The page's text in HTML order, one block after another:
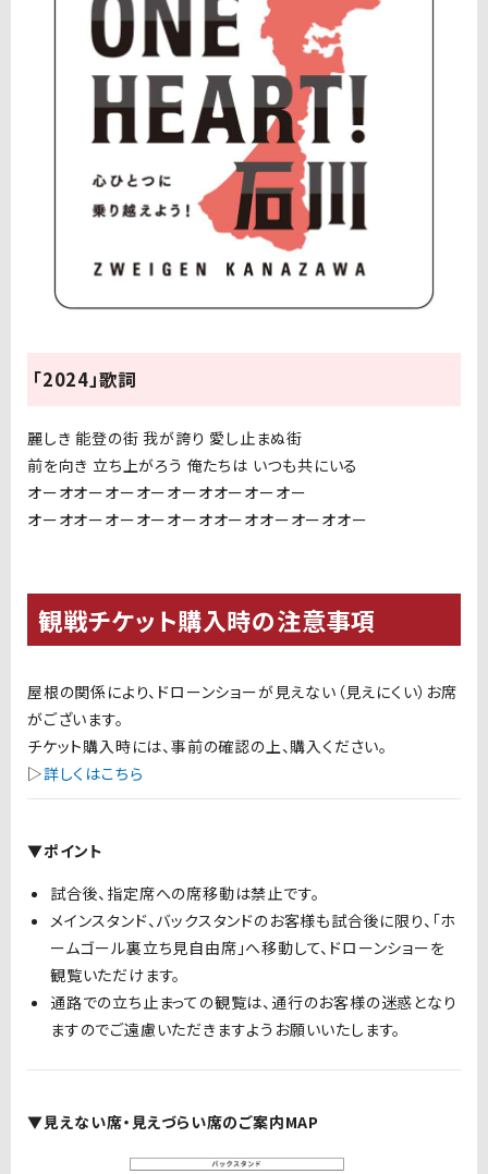
「2024」歌詞
麗しき 能登の街 我が誇り 愛し止まぬ街
前を向き 立ち上がろう 俺たちは いつも共にいる
オーオオーオーオーオーオオーオーオー
オーオオーオーオーオーオオーオオーオーオオー
観戦チケット購入時の注意事項
屋根の関係により、ドローンショーが見えない（見えにくい）お席
がございます。
チケット購入時には、事前の確認の上、購入ください。
▷詳しくはこちら
▼ポイント
試合後、指定席への席移動は禁止です。
メインスタンド、バックスタンドのお客様も試合後に限り、「ホ
ームゴール裏立ち見自由席」へ移動して、ドローンショーを
観覧いただけます。
通路での立ち止まっての観覧は、通行のお客様の迷惑となり
ますのでご遠慮いただきますようお願いいたします。
▼見えない席・見えづらい席のご案内MAP